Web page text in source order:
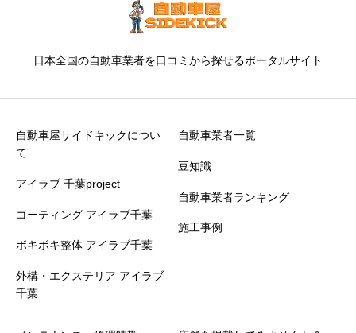
日本全国の自動車業者を口コミから探せるポータルサイト
自動車屋サイドキックについ
て
アイラブ 千葉project
コーティング アイラブ千葉
ボキボキ整体 アイラブ千葉
外構・エクステリア アイラブ
千葉
自動車業者一覧
豆知識
自動車業者ランキング
施工事例